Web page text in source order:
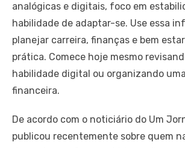
analógicas e digitais, foco em
habilidade de adaptar-se. Use essa
planejar carreira, finanças e bem
prática. Comece hoje mesmo
habilidade digital ou organizando
financeira.
De acordo com o noticiário do Um
publicou recentemente sobre quem